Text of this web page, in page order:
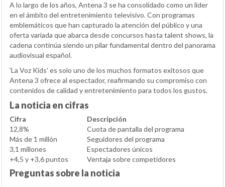
A lo largo de los años, Antena 3 se ha consolidado como un líder
en el ámbito del entretenimiento televisivo. Con programas
emblemáticos que han capturado la atención del público y una
oferta variada que abarca desde concursos hasta talent shows, la
cadena continúa siendo un pilar fundamental dentro del panorama
audiovisual español.
'La Voz Kids' es solo uno de los muchos formatos exitosos que
Antena 3 ofrece al espectador, reafirmando su compromiso con
contenidos de calidad y entretenimiento para todos los gustos.
La noticia en cifras
Cifra
Descripción
12,8%
Cuota de pantalla del programa
Más de 1 millón
Seguidores del programa
3,1 millones
Espectadores únicos
+4,5 y +3,6 puntos
Ventaja sobre competidores
Preguntas sobre la noticia